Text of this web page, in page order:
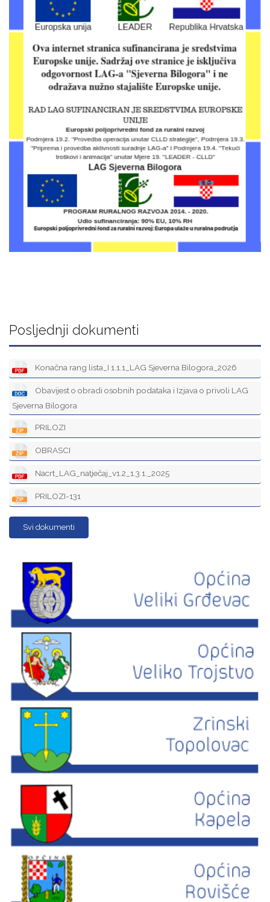
Posljednji dokumenti
Konačna rang lista_I 1.1.1_LAG Sjeverna Bilogora_2026
Obavijest o obradi osobnih podataka i Izjava o privoli LAG
Sjeverna Bilogora
PRILOZI
OBRASCI
Nacrt_LAG_natječaj_v1.2_1.3.1._2025
PRILOZI-131
Svi dokumenti